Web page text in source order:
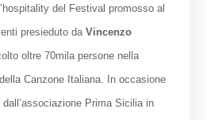
del Festival promosso al
presieduto daVincenzo
oltre 70mila persone nella
Canzone Italiana. In occasione
dall’associazione Prima Sicilia in